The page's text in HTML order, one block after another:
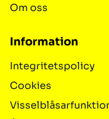
Om oss
Information
Integritetspolicy
Cookies